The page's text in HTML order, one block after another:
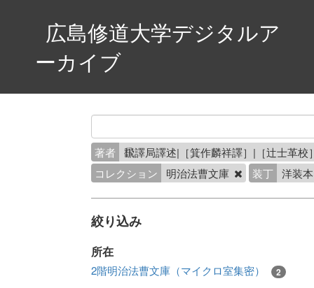
広島修道大学デジタルア
ーカイブ
著者
飜譯局譯述|［箕作麟祥譯］|［辻士革校
コレクション
明治法曹文庫 装丁 洋装
絞り込み
所在
2階明治法曹文庫（マイクロ室集密） 2